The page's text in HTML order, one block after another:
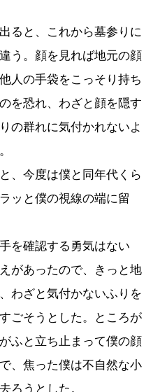
ると、これから墓参りに
う。顔を見れば地元の顔
人の手袋をこっそり持ち
を恐れ、わざと顔を隠す
の群れに気付かれないよ
、今度は僕と同年代くら
ッと僕の視線の端に留
を確認する勇気はない
があったので、きっと地
わざと気付かないふりを
ごそうとした。ところが
ふと立ち止まって僕の顔
、焦った僕は不自然な小
ろうとした。